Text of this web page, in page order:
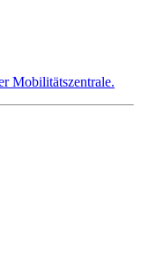
Mobilitätszentrale.